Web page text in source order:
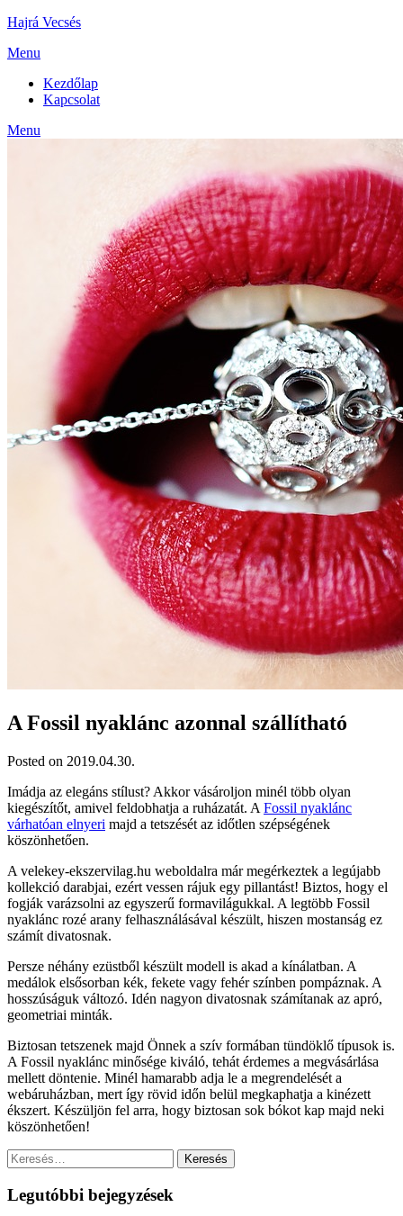
Skip
content
Hajrá Vecsés
Menu
Kezdőlap
Kapcsolat
Menu
A Fossil nyaklánc azonnal szállítható
Posted on 2019.04.30.
Imádja az elegáns stílust? Akkor vásároljon minél több olyan
kiegészítőt, amivel feldobhatja a ruházatát. A Fossil nyaklánc
várhatóan elnyeri majd a tetszését az időtlen szépségének
köszönhetően.
A velekey-ekszervilag.hu weboldalra már megérkeztek a legújabb
kollekció darabjai, ezért vessen rájuk egy pillantást! Biztos, hogy el
fogják varázsolni az egyszerű formavilágukkal. A legtöbb Fossil
nyaklánc rozé arany felhasználásával készült, hiszen mostanság ez
számít divatosnak.
Persze néhány ezüstből készült modell is akad a kínálatban. A
medálok elsősorban kék, fekete vagy fehér színben pompáznak. A
hosszúságuk változó. Idén nagyon divatosnak számítanak az apró,
geometriai minták.
Biztosan tetszenek majd Önnek a szív formában tündöklő típusok is.
A Fossil nyaklánc minősége kiváló, tehát érdemes a megvásárlása
mellett döntenie. Minél hamarabb adja le a megrendelését a
webáruházban, mert így rövid időn belül megkaphatja a kinézett
ékszert. Készüljön fel arra, hogy biztosan sok bókot kap majd neki
köszönhetően!
Keresés:
Legutóbbi bejegyzések